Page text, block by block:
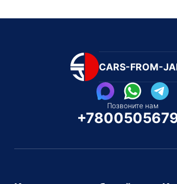
CARS-FROM-
Позвоните нам